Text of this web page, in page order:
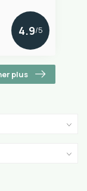
4.9/5
plus